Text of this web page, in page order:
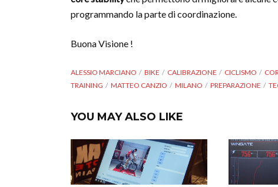
programmando la parte di coordinazione.
Buona Visione !
ALESSIO MARCIANO BIKE CALIBRAZIONE CICLISMO
TRAINING
MATTEO CANZIO MILANO PREPARAZIONE
YOU MAY ALSO LIKE